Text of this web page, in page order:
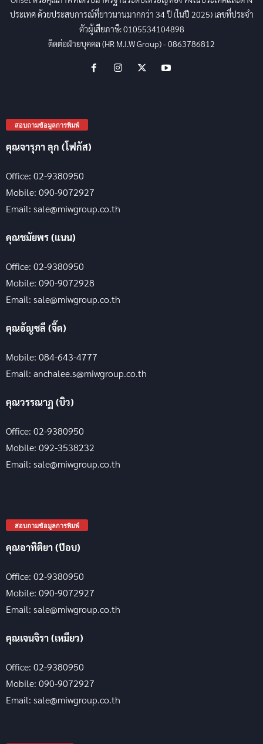
ประเทศ ด้วยประสบการณ์ที่ยาวนานมากกว่า 34 ปี (ในปี 2025) เลขที่ประจำ
ตัวผู้เสียภาษี: 0105534104898
ติดต่อฝ่ายบุคคล (HR M.I.W Group) - 0863786812
สอบถามข้อมูลการพิมพ์
คุณจารุภา ลุก (โฟกัส)
Office: 02-9380950
Mobile: 090-9072927
Email: sale@miwgroup.co.th
คุณชมัยพร (แนน)
Office: 02-9380950
Mobile: 090-9072928
Email: sale@miwgroup.co.th
คุณอัญชลี (จี๊ด)
Mobile: 084-643-4777
Email: anchalee.s@miwgroup.co.th
คุณวรรณาฏ (บิว)
Office: 02-9380950
Mobile: 092-3538232
Email: sale@miwgroup.co.th
สอบถามข้อมูลการพิมพ์
คุณอาทิติยา (ป๊อบ)
Office: 02-9380950
Mobile: 090-9072927
Email: sale@miwgroup.co.th
คุณเจนจิรา (เหมียว)
Office: 02-9380950
Mobile: 090-9072927
Email: sale@miwgroup.co.th